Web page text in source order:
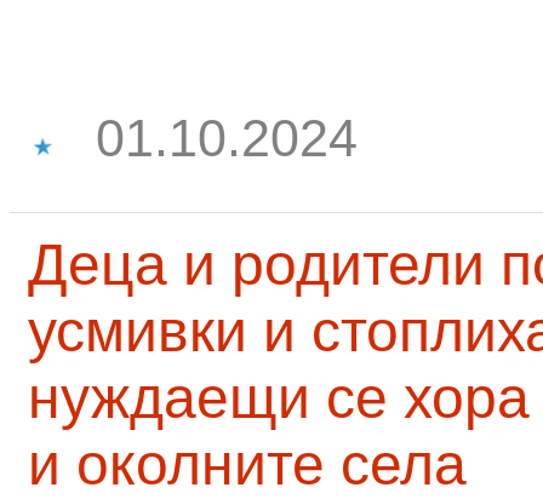
01.10.2024
Деца и родители
усмивки и
нуждаещи се
и околните села